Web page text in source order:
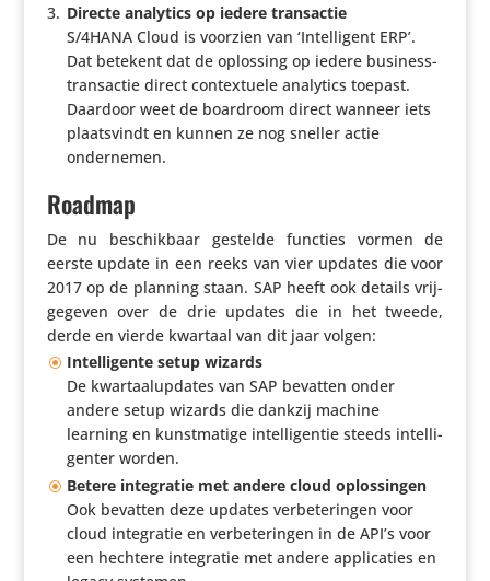
Directe analytics op iedere transactie
S/​4HANA Cloud is voorzien van ‘Intel­li­gent ERP’.
Dat betekent dat de oplossing op iedere busi­nes­s­
trans­actie direct contex­tuele analytics toepast.
Daardoor weet de boardroom direct wanneer iets
plaats­vindt en kunnen ze nog sneller actie
ondernemen.
Roadmap
De nu beschik­baar gestelde functies vormen de
eerste update in een reeks van vier updates die voor
2017 op de planning staan. SAP heeft ook details vrij­
ge­geven over de drie updates die in het tweede,
derde en vierde kwartaal van dit jaar volgen:
Intel­li­gente setup wizards
De kwar­taalup­dates van SAP bevatten onder
andere setup wizards die dankzij machine
learning en kunst­ma­tige intel­li­gentie steeds intel­li­
genter worden.
Betere inte­gratie met andere cloud oplossingen
Ook bevatten deze updates verbe­te­ringen voor
cloud inte­gratie en verbe­te­ringen in de API’s voor
een hechtere inte­gratie met andere appli­ca­ties en